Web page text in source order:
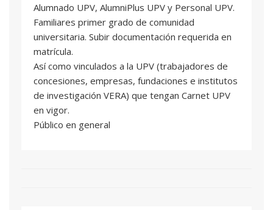
• Continuar con la segunda parte del nivel B2+
con una base sólida para avanzar hacia niveles
superiores.
El objetivo principal es que el estudiante amplíe
sus recursos lingüísticos, gane seguridad en
contextos comunicativos auténticos y se
prepare progresivamente para desenvolverse
en niveles superiores con mayor precisión,
fluidez y sofisticación.
Alumnado UPV, AlumniPlus UPV y Personal UPV.
Familiares primer grado de comunidad
universitaria. Subir documentación requerida en
matrícula.
Así como vinculados a la UPV (trabajadores de
concesiones, empresas, fundaciones e institutos
de investigación VERA) que tengan Carnet UPV
en vigor.
Público en general